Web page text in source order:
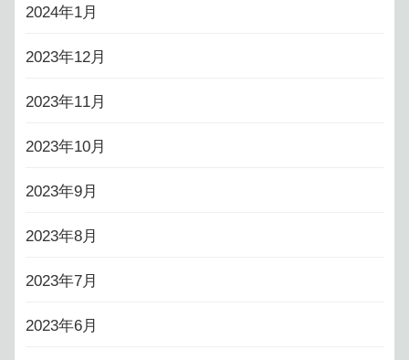
2024年1月
2023年12月
2023年11月
2023年10月
2023年9月
2023年8月
2023年7月
2023年6月